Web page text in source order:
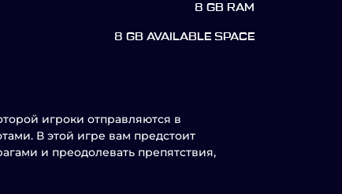
8 GB RAM
8 GB AVAILABLE SPACE
игроки отправляются в
В этой игре вам предстоит
и преодолевать препятствия,